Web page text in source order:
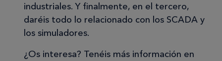
industriales. Y finalmente, en el tercero,
daréis todo lo relacionado con los SCADA y
los simuladores.
¿Os interesa? Tenéis más información en